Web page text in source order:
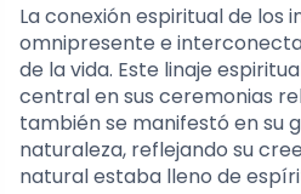
La conexión espiritual de los
omnipresente e
de la vida. Este linaje
central en sus ceremonias
también se manifestó en su
naturaleza, reflejando su
natural estaba lleno de